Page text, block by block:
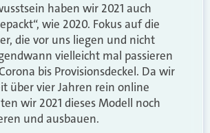
haben wir 2021 auch
wie 2020. Fokus auf die
die vor uns liegen und nicht
vielleicht mal passieren
bis Provisionsdeckel. Da wir
über vier Jahren rein online
wir 2021 dieses Modell noch
und ausbauen.